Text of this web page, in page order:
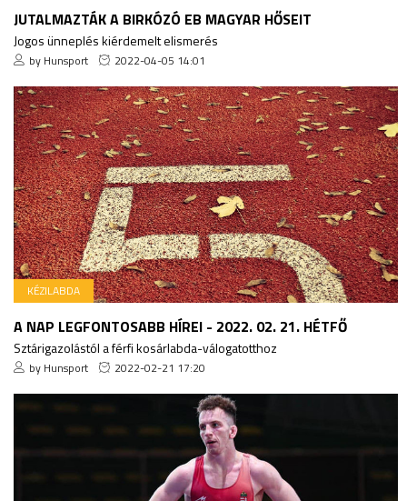
JUTALMAZTÁK A BIRKÓZÓ EB MAGYAR HŐSEIT
Jogos ünneplés kiérdemelt elismerés
by Hunsport 2022-04-05 14:01
KÉZILABDA
A NAP LEGFONTOSABB HÍREI - 2022. 02. 21. HÉTFŐ
Sztárigazolástól a férfi kosárlabda-válogatotthoz
by Hunsport 2022-02-21 17:20